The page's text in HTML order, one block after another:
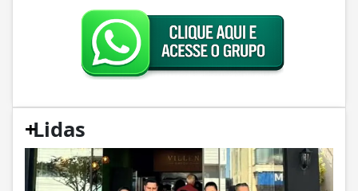
+
Lidas